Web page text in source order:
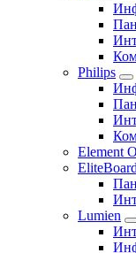
Philips
Element
EliteBoard
Lumien